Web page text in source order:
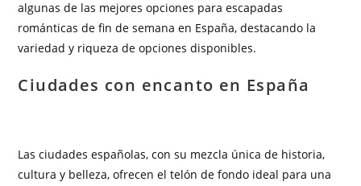
algunas de las mejores opciones para escapadas
románticas de fin de semana en España, destacando la
variedad y riqueza de opciones disponibles.
Ciudades con encanto en España
Las ciudades españolas, con su mezcla única de historia,
cultura y belleza, ofrecen el telón de fondo ideal para una